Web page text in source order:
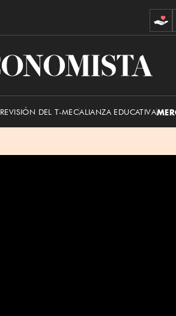
El
REVISIÓN DEL T-MECALIANZA EDUCATIVA